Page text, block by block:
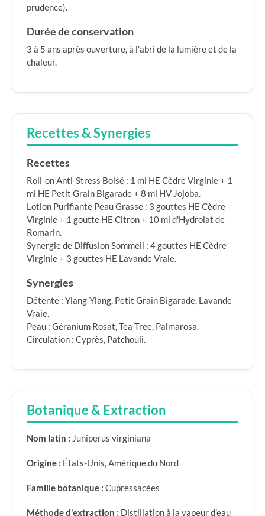
prudence).
Durée de conservation
3 à 5 ans après ouverture, à l'abri de la lumière et de la
chaleur.
Recettes & Synergies
Recettes
Roll-on Anti-Stress Boisé : 1 ml HE Cèdre Virginie + 1
ml HE Petit Grain Bigarade + 8 ml HV Jojoba.
Lotion Purifiante Peau Grasse : 3 gouttes HE Cèdre
Virginie + 1 goutte HE Citron + 10 ml d'Hydrolat de
Romarin.
Synergie de Diffusion Sommeil : 4 gouttes HE Cèdre
Virginie + 3 gouttes HE Lavande Vraie.
Synergies
Détente : Ylang-Ylang, Petit Grain Bigarade, Lavande
Vraie.
Peau : Géranium Rosat, Tea Tree, Palmarosa.
Circulation : Cyprès, Patchouli.
Botanique & Extraction
Nom latin : Juniperus virginiana
Origine : États-Unis, Amérique du Nord
Famille botanique : Cupressacées
Méthode d'extraction : Distillation à la vapeur d’eau